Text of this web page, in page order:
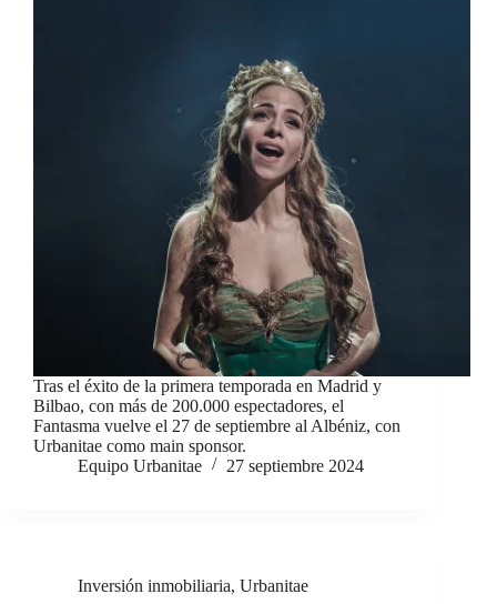
Tras el éxito de la primera temporada en Madrid y
Bilbao, con más de 200.000 espectadores, el
Fantasma vuelve el 27 de septiembre al Albéniz, con
Urbanitae como main sponsor.
Equipo Urbanitae
27 septiembre 2024
Inversión inmobiliaria, Urbanitae